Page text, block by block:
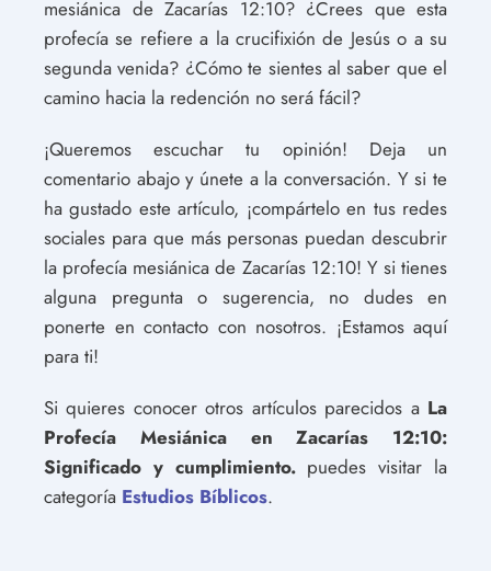
mesiánica de Zacarías 12:10? ¿Crees que esta
profecía se refiere a la crucifixión de Jesús o a su
segunda venida? ¿Cómo te sientes al saber que el
camino hacia la redención no será fácil?
¡Queremos escuchar tu opinión! Deja un
comentario abajo y únete a la conversación. Y si te
ha gustado este artículo, ¡compártelo en tus redes
sociales para que más personas puedan descubrir
la profecía mesiánica de Zacarías 12:10! Y si tienes
alguna pregunta o sugerencia, no dudes en
ponerte en contacto con nosotros. ¡Estamos aquí
para ti!
Si quieres conocer otros artículos parecidos a La
Profecía Mesiánica en Zacarías 12:10:
Significado y cumplimiento.puedes visitar la
categoría Estudios Bíblicos.